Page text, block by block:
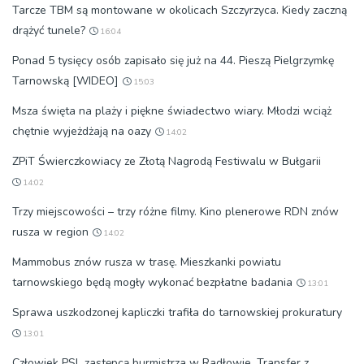
Tarcze TBM są montowane w okolicach Szczyrzyca. Kiedy zaczną
drążyć tunele?
16:04
Ponad 5 tysięcy osób zapisało się już na 44. Pieszą Pielgrzymkę
Tarnowską [WIDEO]
15:03
Msza święta na plaży i piękne świadectwo wiary. Młodzi wciąż
chętnie wyjeżdżają na oazy
14:02
ZPiT Świerczkowiacy ze Złotą Nagrodą Festiwalu w Bułgarii
14:02
Trzy miejscowości – trzy różne filmy. Kino plenerowe RDN znów
rusza w region
14:02
Mammobus znów rusza w trasę. Mieszkanki powiatu
tarnowskiego będą mogły wykonać bezpłatne badania
13:01
Sprawa uszkodzonej kapliczki trafiła do tarnowskiej prokuratury
13:01